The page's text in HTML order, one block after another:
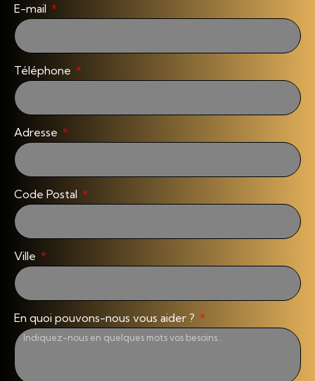
E-mail
Téléphone
Adresse
Code Postal
Ville
En quoi pouvons-nous vous aider ?